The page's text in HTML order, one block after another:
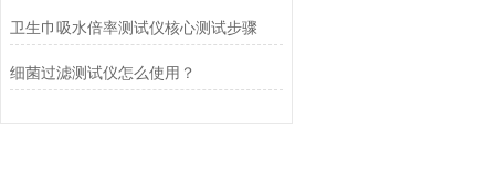
卫生巾吸水倍率测试仪核心测试步骤
细菌过滤测试仪怎么使用？